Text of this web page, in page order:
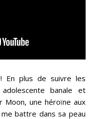
En plus de suivre les
banale et
Moon, une héroïne aux
battre dans sa peau